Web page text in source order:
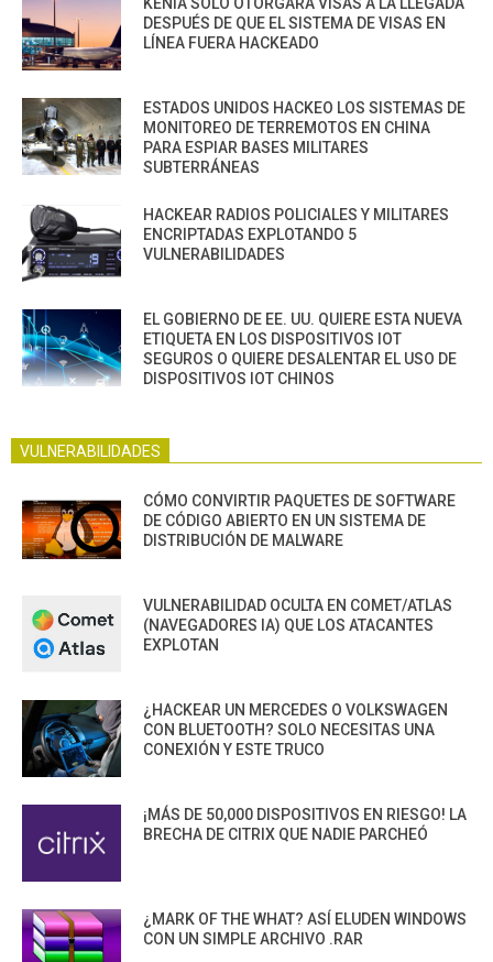
DESPUÉS DE QUE EL SISTEMA DE VISAS EN
LÍNEA FUERA HACKEADO
ESTADOS UNIDOS HACKEO LOS SISTEMAS DE
MONITOREO DE TERREMOTOS EN CHINA
PARA ESPIAR BASES MILITARES
SUBTERRÁNEAS
HACKEAR RADIOS POLICIALES Y MILITARES
ENCRIPTADAS EXPLOTANDO 5
VULNERABILIDADES
EL GOBIERNO DE EE. UU. QUIERE ESTA NUEVA
ETIQUETA EN LOS DISPOSITIVOS IOT
SEGUROS O QUIERE DESALENTAR EL USO DE
DISPOSITIVOS IOT CHINOS
VULNERABILIDADES
CÓMO CONVIRTIR PAQUETES DE SOFTWARE
DE CÓDIGO ABIERTO EN UN SISTEMA DE
DISTRIBUCIÓN DE MALWARE
VULNERABILIDAD OCULTA EN COMET/ATLAS
(NAVEGADORES IA) QUE LOS ATACANTES
EXPLOTAN
¿HACKEAR UN MERCEDES O VOLKSWAGEN
CON BLUETOOTH? SOLO NECESITAS UNA
CONEXIÓN Y ESTE TRUCO
¡MÁS DE 50,000 DISPOSITIVOS EN RIESGO! LA
BRECHA DE CITRIX QUE NADIE PARCHEÓ
¿MARK OF THE WHAT? ASÍ ELUDEN WINDOWS
CON UN SIMPLE ARCHIVO .RAR